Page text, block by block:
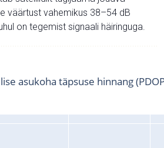
väärtust vahemikus 38–54 dB
on tegemist signaali häiringuga.
asukoha täpsuse hinnang